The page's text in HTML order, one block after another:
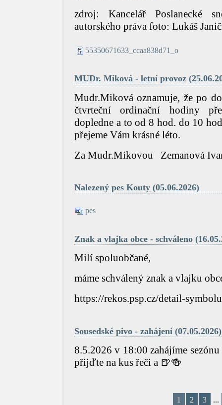
zdroj: Kancelář Poslanecké
autorského práva foto: Lukáš
55350671633_ccaa838d71_o
MUDr. Miková - letní provoz
Mudr.Miková oznamuje, že po
čtvrteční ordinační hodiny
dopledne a to od 8 hod. do 10
přejeme Vám
Za Mudr.Mikovou Zemanová
Nalezený pes Kouty (05.06.2026)
pes
Znak a vlajka obce - schváleno
Milí spoluobčané,
máme schválený znak a vlajku
https://rekos.psp.cz/detail-
Sousedské pivo - zahájení (07.05.2026)
8.5.2026 v 18:00 zahájíme
přijďte na kus řeči a 🍺🍻
1 2 3 ...